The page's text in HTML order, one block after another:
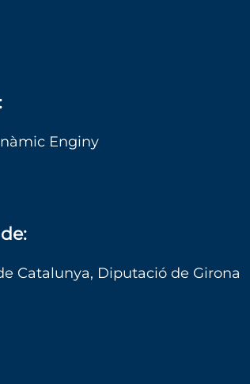
Enginy
Catalunya, Diputació de Girona